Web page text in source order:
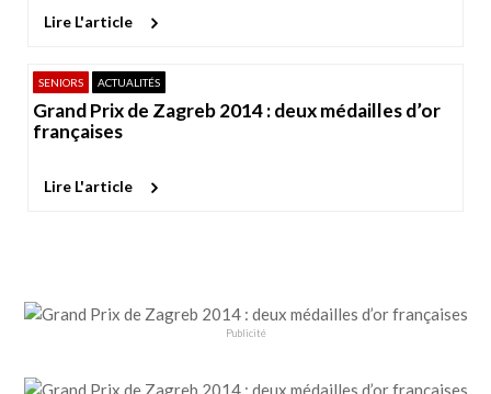
Lire L'article
SENIORS ACTUALITÉS
Grand Prix de Zagreb 2014 : deux médailles d’or
françaises
Lire L'article
Publicité